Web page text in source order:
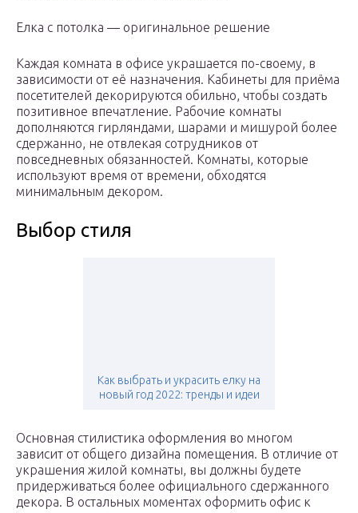
Елка с потолка — оригинальное решение
Каждая комната в офисе украшается по-своему, в
зависимости от её назначения. Кабинеты для приёма
посетителей декорируются обильно, чтобы создать
позитивное впечатление. Рабочие комнаты
дополняются гирляндами, шарами и мишурой более
сдержанно, не отвлекая сотрудников от
повседневных обязанностей. Комнаты, которые
используют время от времени, обходятся
минимальным декором.
Выбор стиля
Как выбрать и украсить елку на
новый год 2022: тренды и идеи
Основная стилистика оформления во многом
зависит от общего дизайна помещения. В отличие от
украшения жилой комнаты, вы должны будете
придерживаться более официального сдержанного
декора. В остальных моментах оформить офис к